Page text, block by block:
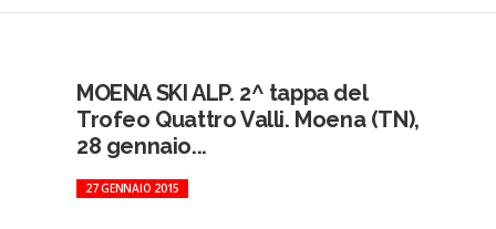
MOENA SKI ALP. 2^ tappa del
Trofeo Quattro Valli. Moena (TN),
28 gennaio...
27 GENNAIO 2015